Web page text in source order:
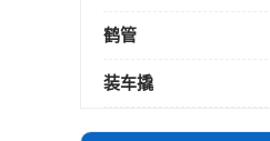
鹤管
装车撬